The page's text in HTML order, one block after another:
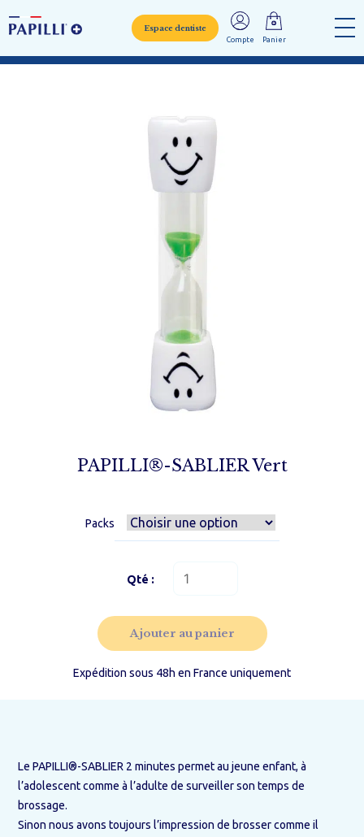
Espace dentiste
Compte Panier
PAPILLI®-SABLIER Vert
Packs
SABLIER
Vert
Ajouter au panier
Expédition sous 48h en France uniquement
Le PAPILLI®-SABLIER 2 minutes permet au jeune enfant, à
l’adolescent comme à l’adulte de surveiller son temps de
brossage.
Sinon nous avons toujours l’impression de brosser comme il